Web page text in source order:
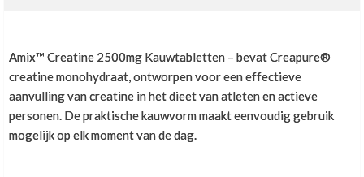
Amix™ Creatine 2500mg Kauwtabletten – bevat Creapure®
creatine monohydraat, ontworpen voor een effectieve
aanvulling van creatine in het dieet van atleten en actieve
personen. De praktische kauwvorm maakt eenvoudig gebruik
mogelijk op elk moment van de dag.